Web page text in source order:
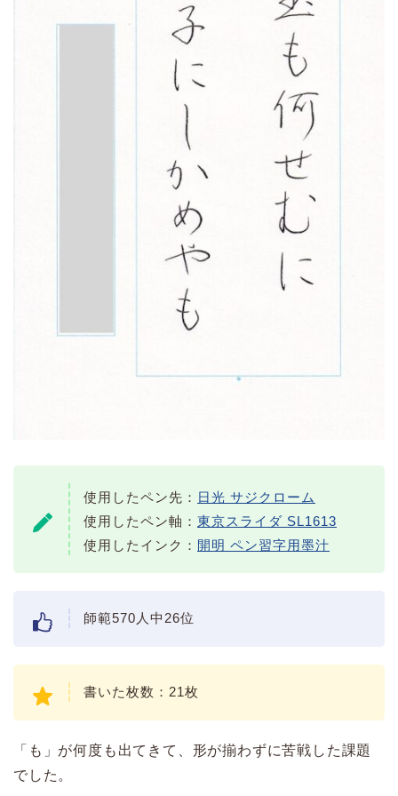
使用したペン先： 日光 サジクローム
使用したペン軸： 東京スライダ SL1613
使用したインク： 開明 ペン習字用墨汁
師範570人中26位
書いた枚数：21枚
「も」が何度も出てきて、形が揃わずに苦戦した課題
でした。